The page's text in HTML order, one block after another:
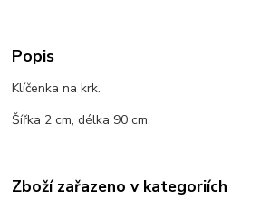
Popis
Klíčenka na krk.
Šířka 2 cm, délka 90 cm.
Zboží zařazeno v kategoriích